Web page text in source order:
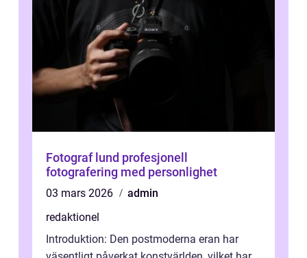
Fotograf lund profesjonell
fotografering med personlighet
03 mars 2026
admin
redaktionel
Introduktion: Den postmoderna eran har